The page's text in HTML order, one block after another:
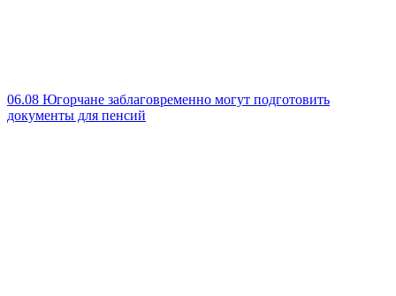
06.08 Югорчане заблаговременно могут подготовить
документы для пенсий